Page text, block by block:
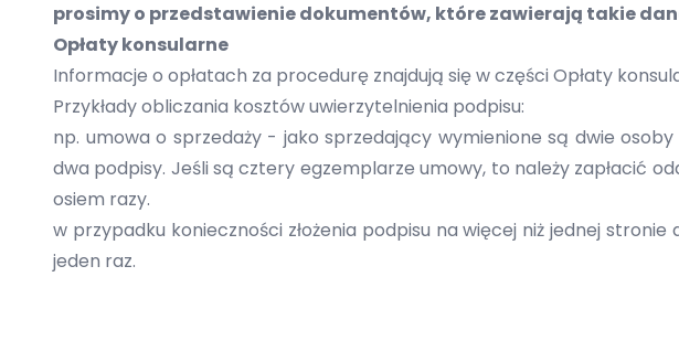
prosimy o przedstawienie dokumentów, które zawierają takie
Opłaty konsularne
Informacje o opłatach za procedurę znajdują się w części Opłaty
Przykłady obliczania kosztów uwierzytelnienia podpisu:
np. umowa o sprzedaży - jako sprzedający wymienione są dwie
dwa podpisy. Jeśli są cztery egzemplarze umowy, to należy zapłacić
osiem razy.
w przypadku konieczności złożenia podpisu na więcej niż jednej
jeden raz.